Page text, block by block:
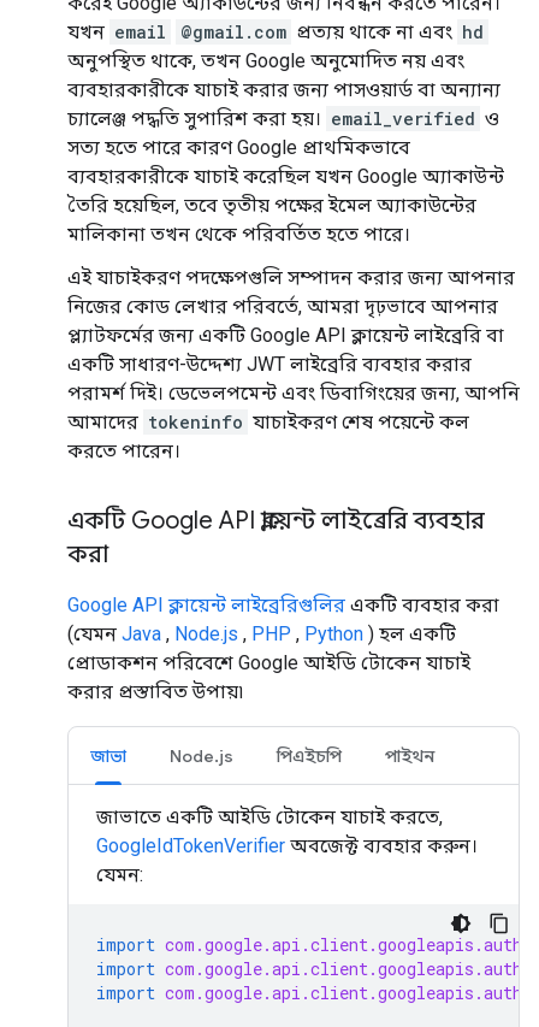
যখন email @gmail.com প্রত্যয় থাকে না এবং hd
অনুপস্থিত থাকে, তখন Google অনুমোদিত নয় এবং
ব্যবহারকারীকে যাচাই করার জন্য পাসওয়ার্ড বা অন্যান্য
চ্যালেঞ্জ পদ্ধতি সুপারিশ করা হয়। email_verified ও
সত্য হতে পারে কারণ Google প্রাথমিকভাবে
ব্যবহারকারীকে যাচাই করেছিল যখন Google অ্যাকাউন্ট
তৈরি হয়েছিল, তবে তৃতীয় পক্ষের ইমেল অ্যাকাউন্টের
মালিকানা তখন থেকে পরিবর্তিত হতে পারে।
এই যাচাইকরণ পদক্ষেপগুলি সম্পাদন করার জন্য আপনার
নিজের কোড লেখার পরিবর্তে, আমরা দৃঢ়ভাবে আপনার
প্ল্যাটফর্মের জন্য একটি Google API ক্লায়েন্ট লাইব্রেরি বা
একটি সাধারণ-উদ্দেশ্য JWT লাইব্রেরি ব্যবহার করার
পরামর্শ দিই। ডেভেলপমেন্ট এবং ডিবাগিংয়ের জন্য, আপনি
আমাদের tokeninfo যাচাইকরণ শেষ পয়েন্টে কল
করতে পারেন।
একটি Google API ক্লায়েন্ট লাইব্রেরি ব্যবহার
করা
Google API ক্লায়েন্ট লাইব্রেরিগুলির একটি ব্যবহার করা
(যেমন Java , Node.js , PHP , Python ) হল একটি
প্রোডাকশন পরিবেশে Google আইডি টোকেন যাচাই
করার প্রস্তাবিত উপায়৷
জাভা Node.js পিএইচপি পাইথন
জাভাতে একটি আইডি টোকেন যাচাই করতে,
GoogleIdTokenVerifier অবজেক্ট ব্যবহার করুন।
যেমন:
import
import
import